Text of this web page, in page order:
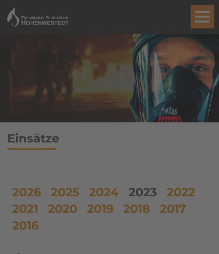
Einsätze
2026 2025 2024 2023
2022
2021
2020 2019 2018
2017
2016